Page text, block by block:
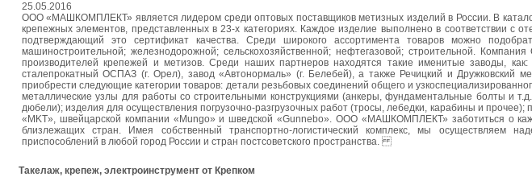
25.05.2016
ООО «МАШКОМПЛЕКТ» является лидером среди оптовых поставщиков метизных изделий в России. В
крепежных элементов, представленных в 23-х категориях. Каждое изделие выполнено в соответствии с
подтверждающий это сертификат качества. Среди широкого ассортимента товаров можно
машиностроительной; железнодорожной; сельскохозяйственной; нефтегазовой; строительной.
производителей крепежей и метизов. Среди наших партнеров находятся такие именитые заводы,
сталепрокатный ОСПАЗ (г. Орел), завод «Автонормаль» (г. Белебей), а также Речицкий и Дружковский
приобрести следующие категории товаров: детали резьбовых соединений общего и
металлические узлы для работы со строительными конструкциями (анкеры, фундаментальные болты и
дюбели); изделия для осуществления погрузочно-разгрузочных работ (тросы, лебедки, карабины и
«MKT», швейцарской компании «Mungo» и шведской «Gunnebo». ООО «МАШКОМПЛЕКТ» заботиться о
близлежащих стран. Имея собственный транспортно-логистический комплекс, мы осуществляем
приспособлений в любой город России и стран постсоветского пространства.
Такелаж, крепеж, электроинструмент от Крепком